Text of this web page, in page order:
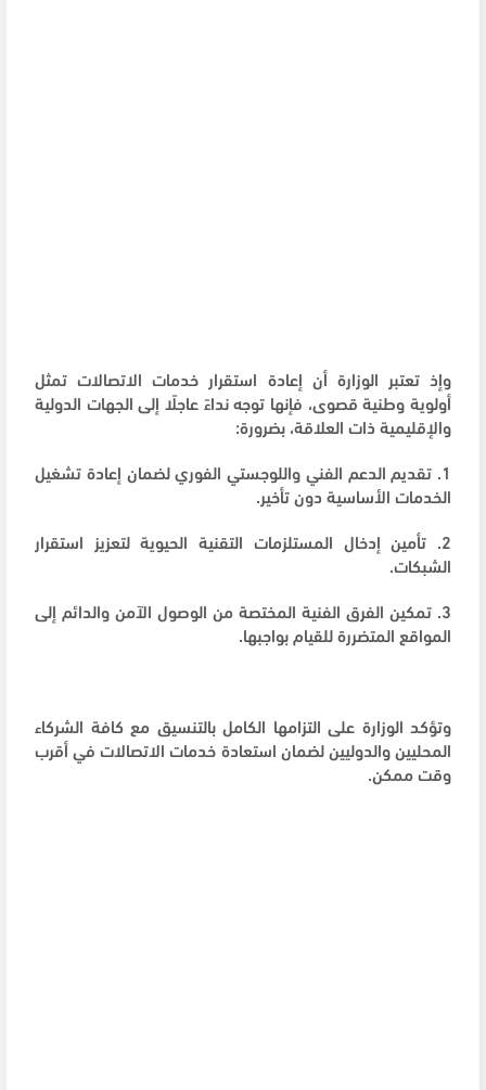
وإذ تعتبر الوزارة أن إعادة استقرار خدمات الاتصالات تمثل
أولوية وطنية قصوى، فإنها توجه نداءً عاجلًا إلى الجهات الدولية
والإقليمية ذات العلاقة، بضرورة:
1. تقديم الدعم الفني واللوجستي الفوري لضمان إعادة تشغيل
الخدمات الأساسية دون تأخير.
2. تأمين إدخال المستلزمات التقنية الحيوية لتعزيز استقرار
الشبكات.
3. تمكين الفرق الفنية المختصة من الوصول الآمن والدائم إلى
المواقع المتضررة للقيام بواجبها.
وتؤكد الوزارة على التزامها الكامل بالتنسيق مع كافة الشركاء
المحليين والدوليين لضمان استعادة خدمات الاتصالات في أقرب
وقت ممكن.